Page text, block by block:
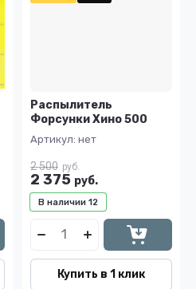
Распылитель
Форсунки Хино 500
Артикул: нет
В наличии 12
2 500 руб.
2 375 руб.
Купить в 1 клик